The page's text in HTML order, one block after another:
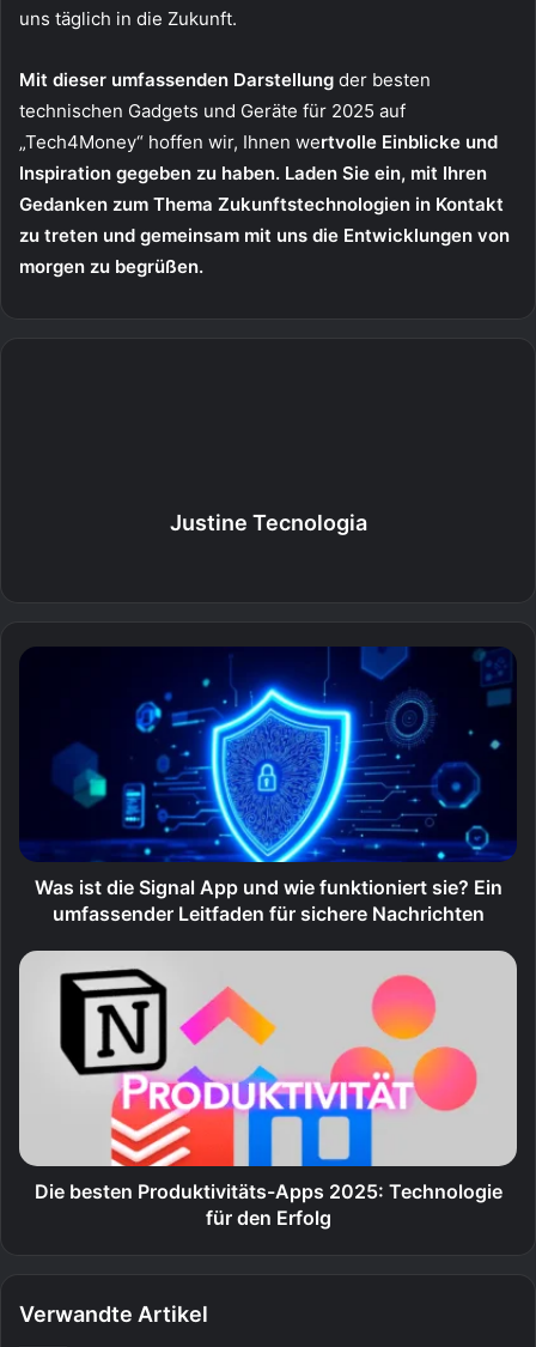
uns täglich in die Zukunft.
Mit dieser umfassenden Darstellung der besten
technischen Gadgets und Geräte für 2025 auf
„Tech4Money“ hoffen wir, Ihnen wertvolle Einblicke und
Inspiration gegeben zu haben. Laden Sie ein, mit Ihren
Gedanken zum Thema Zukunftstechnologien in Kontakt
zu treten und gemeinsam mit uns die Entwicklungen von
morgen zu begrüßen.
Justine Tecnologia
Was ist die Signal App und wie funktioniert sie? Ein
umfassender Leitfaden für sichere Nachrichten
Die besten Produktivitäts-Apps 2025: Technologie
für den Erfolg
Verwandte Artikel